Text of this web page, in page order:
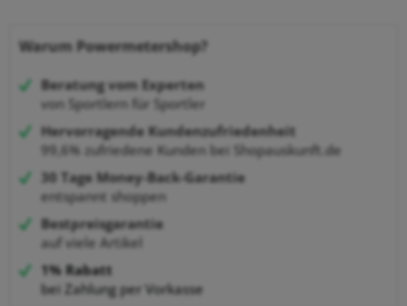
Warum Powermetershop?
Beratung vom Experten
von Sportlern für Sportler
Hervorragende Kundenzufriedenheit
99,6% zufriedene Kunden bei Shopauskunft.de
30 Tage Money-Back-Garantie
entspannt shoppen
Bestpreisgarantie
auf viele Artikel
1% Rabatt
bei Zahlung per Vorkasse